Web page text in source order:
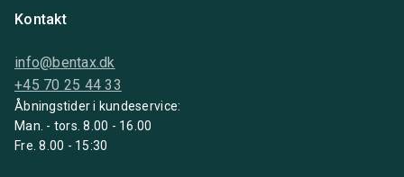
Kontakt
info@bentax.dk
+45 70 25 44 33
Åbningstider i kundeservice:
Man. - tors. 8.00 - 16.00
Fre. 8.00 - 15:30